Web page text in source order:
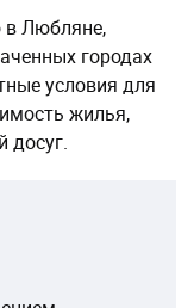
в Любляне,
городах
условия для
жилья,
досуг.